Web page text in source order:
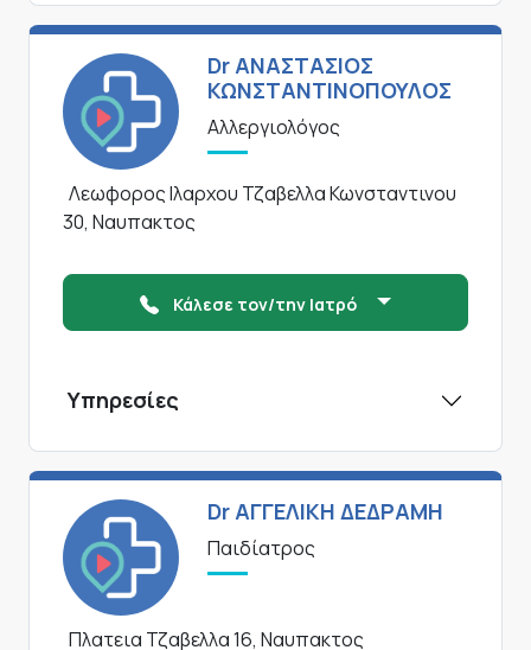
Dr ΑΝΑΣΤΑΣΙΟΣ
ΚΩΝΣΤΑΝΤΙΝΟΠΟΥΛΟΣ
Αλλεργιολόγος
Λεωφορος Ιλαρχου Τζαβελλα Κωνσταντινου
30, Ναυπακτος
Κάλεσε τον/την Ιατρό
Υπηρεσίες
Dr ΑΓΓΕΛΙΚΗ ΔΕΔΡΑΜΗ
Παιδίατρος
Πλατεια Τζαβελλα 16, Ναυπακτος